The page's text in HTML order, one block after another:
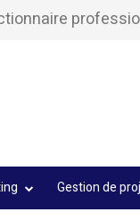
Gestion de